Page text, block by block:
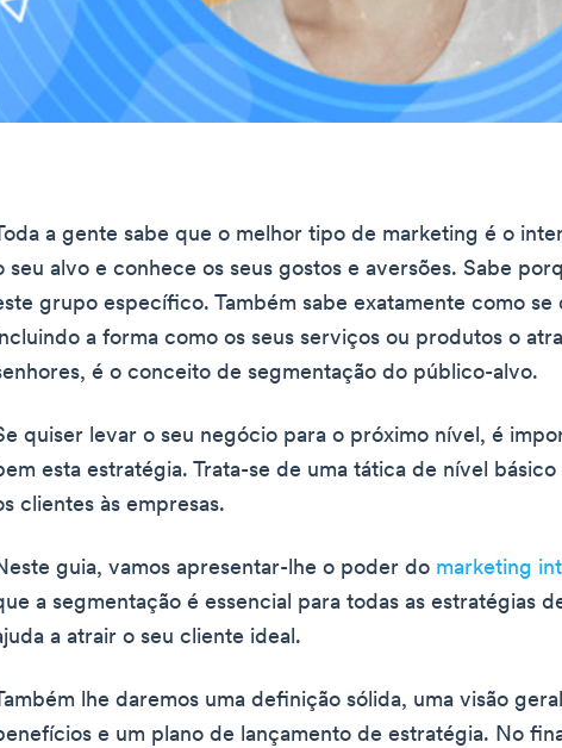
a gente sabe que o melhor tipo de marketing é o
seu alvo e conhece os seus gostos e aversões. Sabe
grupo específico. Também sabe exatamente como se
a forma como os seus serviços ou produtos o
é o conceito de segmentação do público-alvo.
quiser levar o seu negócio para o próximo nível, é
esta estratégia. Trata-se de uma tática de nível
clientes às empresas.
guia, vamos apresentar-lhe o poder do marketing
a segmentação é essencial para todas as estratégias
a atrair o seu cliente ideal.
lhe daremos uma definição sólida, uma visão
e um plano de lançamento de estratégia. No